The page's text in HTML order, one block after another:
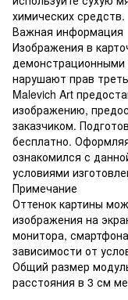
химических средств.
Важная информация
Изображения в
демонстрационными
нарушают прав
Malevich Art
изображению,
заказчиком.
бесплатно.
ознакомился с
условиями
Примечание
Оттенок картины
изображения на
монитора,
зависимости от
Общий размер
расстояния в 3 см